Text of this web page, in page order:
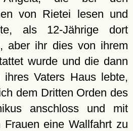
von Rietei lesen und
als 12-Jährige dort
aber ihr dies von ihrem
wurde und die dann
Vaters Haus lebte,
dem Dritten Orden des
anschloss und mit
Frauen eine Wallfahrt zu